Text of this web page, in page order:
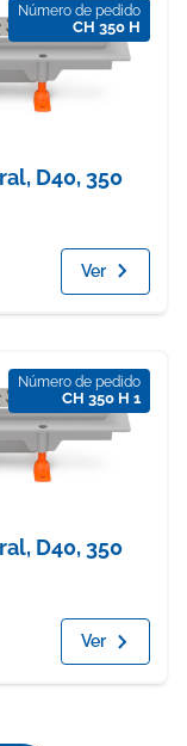
Número de pedido
CH 350 H
D40, 350
Ver
Número de pedido
CH 350 H 1
D40, 350
Ver